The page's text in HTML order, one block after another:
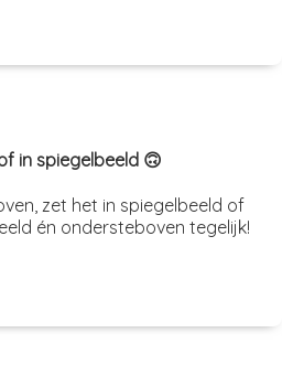
in spiegelbeeld 🙃
zet het in spiegelbeeld of
én ondersteboven tegelijk!